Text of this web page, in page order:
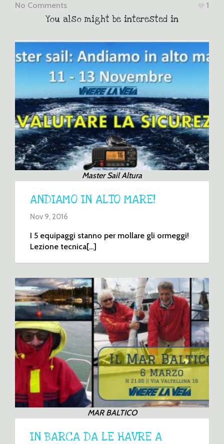
No Comments 1
You also might be interested in
Master Sail Altura
ANDIAMO IN ALTO MARE!
Nov 9, 2016
I 5 equipaggi stanno per mollare gli ormeggi!
Lezione tecnica[...]
MAR BALTICO
IN BARCA DA LE HAVRE A